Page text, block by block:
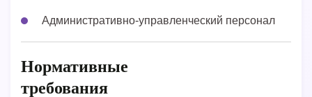
Административно-управленческий персонал
Нормативные
требования